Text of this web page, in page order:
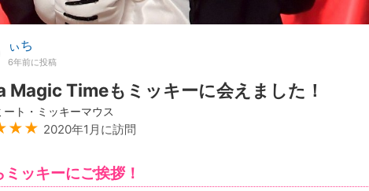
ぃち
6年前に投稿
Magic Timeもミッキーに会えました！
ート・ミッキーマウス
2020年1月に訪問
ミッキーにご挨拶！